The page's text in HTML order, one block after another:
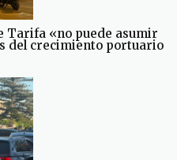
Tarifa «no puede asumir
del crecimiento portuario